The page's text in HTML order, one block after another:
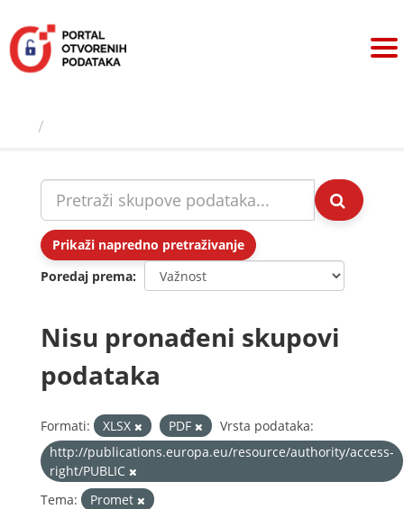
sadržaj
Prikaži napredno pretraživanje
Poredaj prema
Nisu pronađeni skupovi
podataka
Formati: XLSX PDF
Vrsta podataka:
http://publications.europa.eu/resource/authority/access-
right/PUBLIC
Tema:
Promet